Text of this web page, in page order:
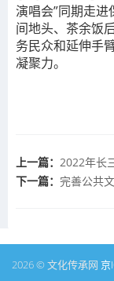
演唱会”同期走
间地头、茶余饭
务民众和延伸手
凝聚力。
上一篇： 2022年长
下一篇： 完善公共
2026 © 文化传承网 京